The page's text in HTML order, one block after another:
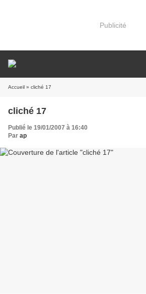
Publicité
Accueil » cliché 17
cliché 17
Publié le 19/01/2007 à 16:40
Par ap